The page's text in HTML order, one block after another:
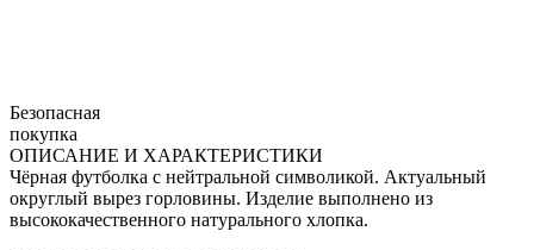
Безопасная
покупка
ОПИСАНИЕ И ХАРАКТЕРИСТИКИ
Чёрная футболка с нейтральной символикой. Актуальный
округлый вырез горловины. Изделие выполнено из
высококачественного натурального хлопка.